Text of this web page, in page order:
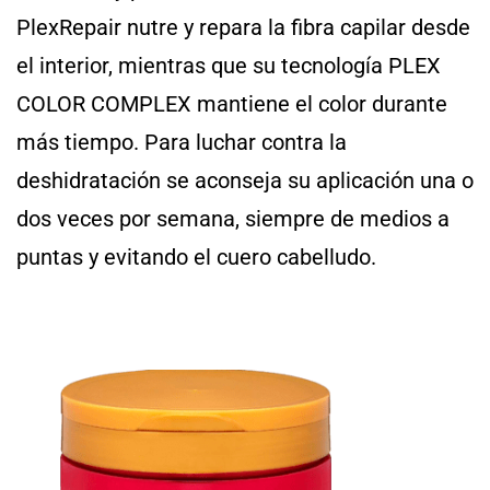
PlexRepair nutre y repara la fibra capilar desde
el interior, mientras que su tecnología PLEX
COLOR COMPLEX mantiene el color durante
más tiempo. Para luchar contra la
deshidratación se aconseja su aplicación una o
dos veces por semana, siempre de medios a
puntas y evitando el cuero cabelludo.